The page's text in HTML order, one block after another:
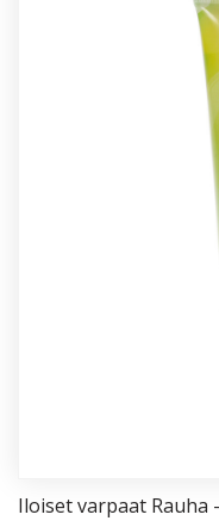
Iloi­set var­paat Rau­ha